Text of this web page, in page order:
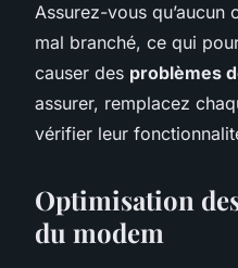
Assurez-vous qu’aucun
mal branché, ce qui
causer des problèmes
assurer, remplacez
vérifier leur
Optimisation
du modem